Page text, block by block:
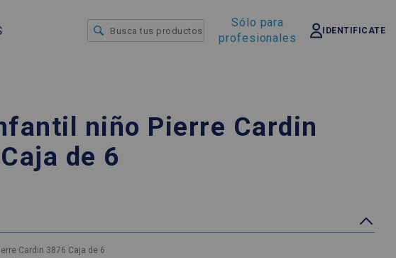
Sólo para
profesionales
IDENTIFICATE
niño Pierre Cardin
de 6
Cardin 3876 Caja de 6